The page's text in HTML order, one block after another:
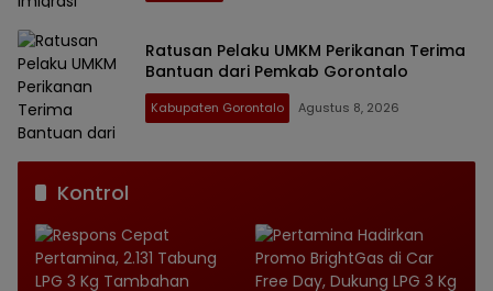
Ratusan Pelaku UMKM Perikanan Terima
Bantuan dari Pemkab Gorontalo
Kabupaten Gorontalo Agustus 8, 2026
Kontrol